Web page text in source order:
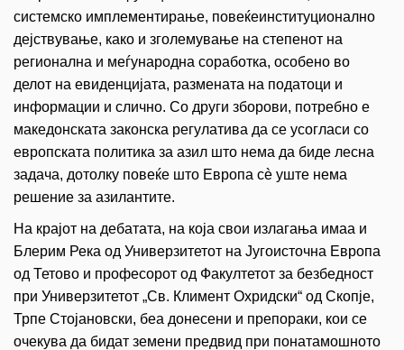
системско имплементирање, повеќеинституционално
дејствување, како и зголемување на степенот на
регионална и меѓународна соработка, особено во
делот на евиденцијата, размената на податоци и
информации и слично. Со други зборови, потребно е
македонската законска регулатива да се усогласи со
европската политика за азил што нема да биде лесна
задача, дотолку повеќе што Европа сè уште нема
решение за азилантите.
На крајот на дебатата, на која свои излагања имаа и
Блерим Река од Универзитетот на Југоисточна Европа
од Тетово и професорот од Факултетот за безбедност
при Универзитетот „Св. Климент Охридски“ од Скопје,
Трпе Стојановски, беа донесени и препораки, кои се
очекува да бидат земени предвид при понатамошното